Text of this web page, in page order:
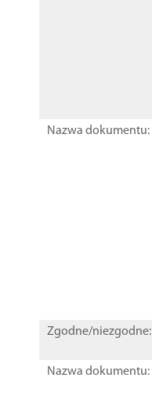
Nazwa dokumentu:
Zgodne/niezgodne:
Nazwa dokumentu: